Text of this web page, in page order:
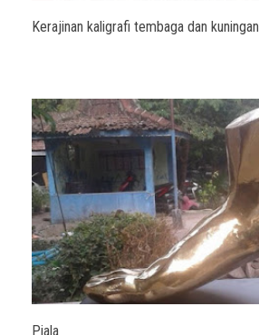
Kerajinan kaligrafi tembaga dan kuningan
Piala